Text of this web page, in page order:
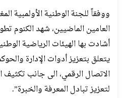
ووفقاً للجنة الوطنية الأولمبية
العامين الماضيين، شهد الكنوم
أشادت بها الهيئات الرياضية
يتعلق بتعزيز أدوات الإدارة
الاتصال الرقمي، الى جانب تكثيف
لتعزيز تبادل المعرفة والخبرة”.